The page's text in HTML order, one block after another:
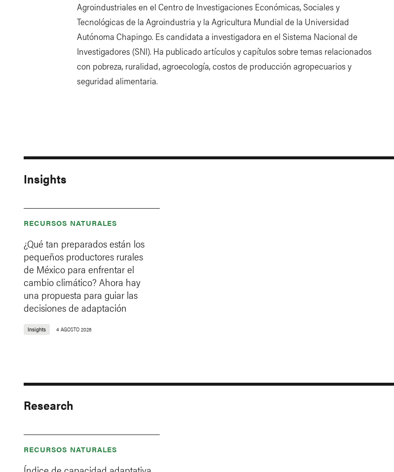
Agroindustriales en el Centro de Investigaciones Económicas, Sociales y
Tecnológicas de la Agroindustria y la Agricultura Mundial de la Universidad
Autónoma Chapingo. Es candidata a investigadora en el Sistema Nacional de
Investigadores (SNI). Ha publicado artículos y capítulos sobre temas relacionados
con pobreza, ruralidad, agroecología, costos de producción agropecuarios y
seguridad alimentaria.
Insights
RECURSOS NATURALES
¿Qué tan preparados están los
pequeños productores rurales
de México para enfrentar el
cambio climático? Ahora hay
una propuesta para guiar las
decisiones de adaptación
Insights 4 AGOSTO 2026
Research
RECURSOS NATURALES